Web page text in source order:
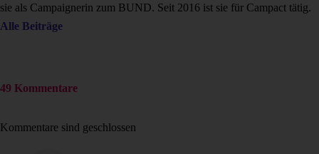
sie als Campaignerin zum BUND. Seit 2016 ist sie für Campact tätig.
Alle Beiträge
49 Kommentare
Kommentare sind geschlossen